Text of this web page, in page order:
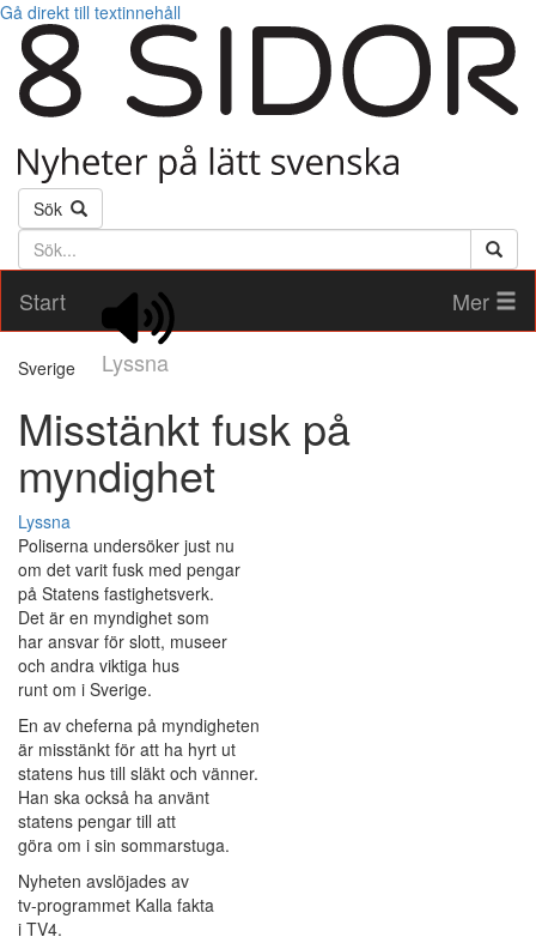
Gå direkt till textinnehåll
Sök
Söktext
Start
Lyssna
Mer
Sverige
Misstänkt fusk på
myndighet
Lyssna
Poliserna undersöker just nu
om det varit fusk med pengar
på Statens fastighetsverk.
Det är en myndighet som
har ansvar för slott, museer
och andra viktiga hus
runt om i Sverige.
En av cheferna på myndigheten
är misstänkt för att ha hyrt ut
statens hus till släkt och vänner.
Han ska också ha använt
statens pengar till att
göra om i sin sommarstuga.
Nyheten avslöjades av
tv-programmet Kalla fakta
i TV4.